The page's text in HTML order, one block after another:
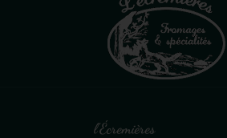
l'Écremières